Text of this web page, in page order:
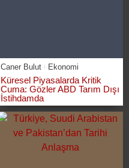
Caner Bulut Ekonomi
Küresel Piyasalarda Kritik
Cuma: Gözler ABD Tarım Dışı
İstihdamda